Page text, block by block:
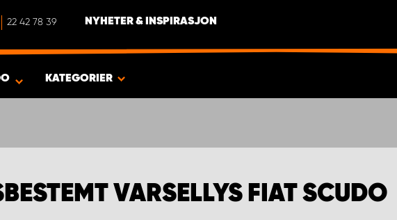
22 42 78 39 NYHETER & INSPIRASJON
KATEGORIER
VARSELLYS FIAT SCUDO